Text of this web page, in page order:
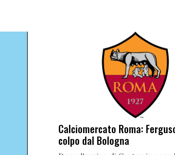
Calciomercato Roma:
colpo dal Bologna